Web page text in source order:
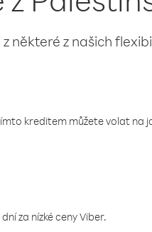
některé z našich
kreditem můžete volat na
za nízké ceny Viber.